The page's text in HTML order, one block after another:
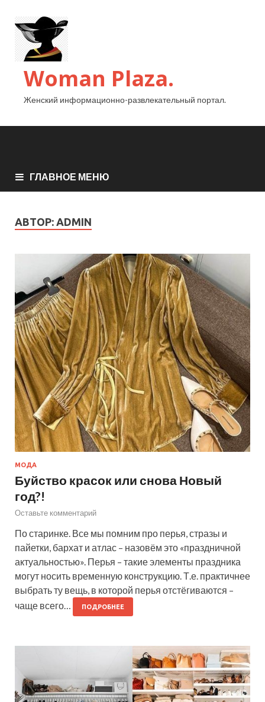
Woman Plaza.
Женский информационно-развлекательный портал.
ГЛАВНОЕ МЕНЮ
АВТОР: ADMIN
МОДА
Буйство красок или снова Новый
год?!
Оставьте комментарий
По старинке. Все мы помним про перья, стразы и
пайетки, бархат и атлас – назовём это «праздничной
актуальностью». Перья – такие элементы праздника
могут носить временную конструкцию. Т.е. практичнее
выбрать ту вещь, в которой перья отстёгиваются –
чаще всего…
ПОДРОБНЕЕ